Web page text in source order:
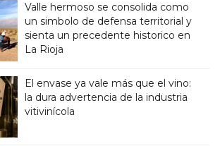
Valle hermoso se consolida como
un simbolo de defensa territorial y
sienta un precedente historico en
La Rioja
El envase ya vale más que el vino:
la dura advertencia de la industria
vitivinícola